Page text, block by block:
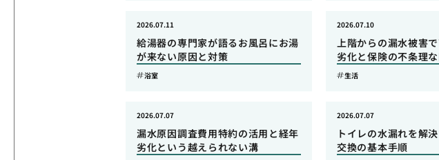
給湯器の専門家が語るお風呂にお湯
が来ない原因と対策
2026.07.11
浴室
上階からの漏水被害
劣化と保険の不条理
2026.07.10
生活
漏水原因調査費用特約の活用と経年
劣化という越えられない溝
2026.07.07
トイレの水漏れを解
交換の基本手順
2026.07.07